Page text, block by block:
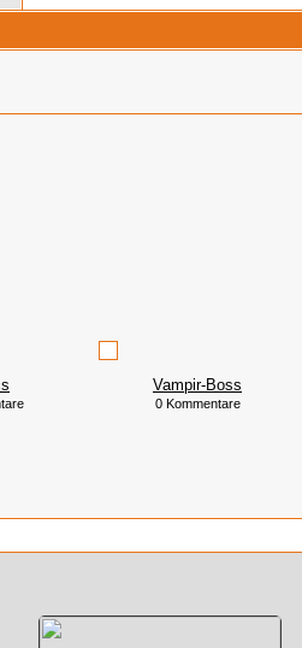
Vampir-Boss
0 Kommentare